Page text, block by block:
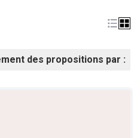
des propositions par :